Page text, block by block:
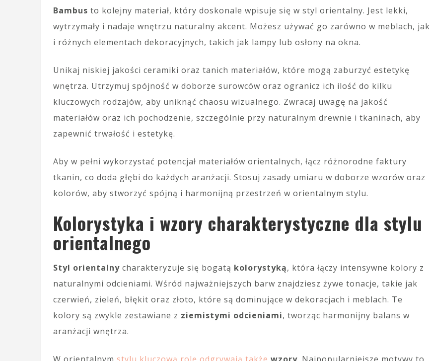
Bambus to kolejny materiał, który doskonale wpisuje się w styl orientalny. Jest lekki,
wytrzymały i nadaje wnętrzu naturalny akcent. Możesz używać go zarówno w meblach, jak
i różnych elementach dekoracyjnych, takich jak lampy lub osłony na okna.
Unikaj niskiej jakości ceramiki oraz tanich materiałów, które mogą zaburzyć estetykę
wnętrza. Utrzymuj spójność w doborze surowców oraz ogranicz ich ilość do kilku
kluczowych rodzajów, aby uniknąć chaosu wizualnego. Zwracaj uwagę na jakość
materiałów oraz ich pochodzenie, szczególnie przy naturalnym drewnie i tkaninach, aby
zapewnić trwałość i estetykę.
Aby w pełni wykorzystać potencjał materiałów orientalnych, łącz różnorodne faktury
tkanin, co doda głębi do każdych aranżacji. Stosuj zasady umiaru w doborze wzorów oraz
kolorów, aby stworzyć spójną i harmonijną przestrzeń w orientalnym stylu.
Kolorystyka i wzory charakterystyczne dla stylu
orientalnego
Styl orientalny charakteryzuje się bogatą kolorystyką, która łączy intensywne kolory z
naturalnymi odcieniami. Wśród najważniejszych barw znajdziesz żywe tonacje, takie jak
czerwień, zieleń, błękit oraz złoto, które są dominujące w dekoracjach i meblach. Te
kolory są zwykle zestawiane z ziemistymi odcieniami, tworząc harmonijny balans w
aranżacji wnętrza.